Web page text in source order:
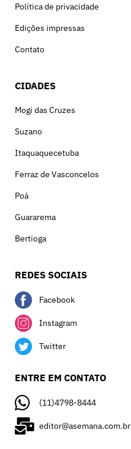
Política de privacidade
Edições impressas
Contato
CIDADES
Mogi das Cruzes
Suzano
Itaquaquecetuba
Ferraz de Vasconcelos
Poá
Guararema
Bertioga
REDES SOCIAIS
Facebook
Instagram
Twitter
ENTRE EM CONTATO
(11)4798-8444
editor@asemana.com.br